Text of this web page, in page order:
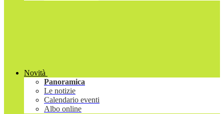
Novità
Panoramica
Le notizie
Calendario eventi
Albo online